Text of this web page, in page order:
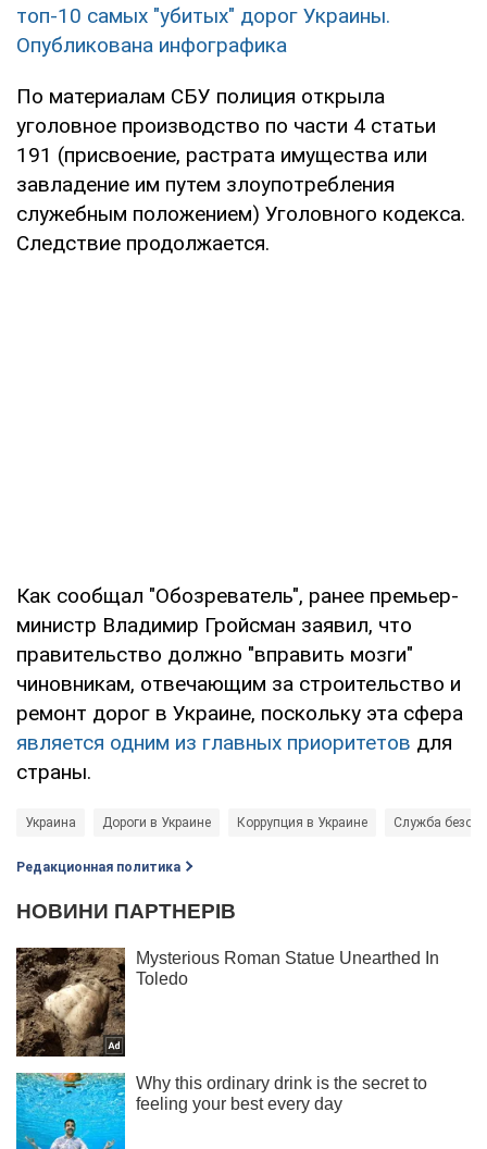
топ-10 самых "убитых" дорог Украины.
Опубликована инфографика
По материалам СБУ полиция открыла
уголовное производство по части 4 статьи
191 (присвоение, растрата имущества или
завладение им путем злоупотребления
служебным положением) Уголовного кодекса.
Следствие продолжается.
Как сообщал "Обозреватель", ранее премьер-
министр Владимир Гройсман заявил, что
правительство должно "вправить мозги"
чиновникам, отвечающим за строительство и
ремонт дорог в Украине, поскольку эта сфера
является одним из главных приоритетов для
страны.
Украина Дороги в Украине Коррупция в Украине Служба
Редакционная политика